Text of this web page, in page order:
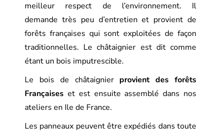
meilleur respect de l’environnement. Il
demande très peu d’entretien et provient de
forêts françaises qui sont exploitées de façon
traditionnelles. Le châtaignier est dit comme
étant un bois imputrescible.
Le bois de châtaignier provient des forêts
Françaises et est ensuite assemblé dans nos
ateliers en Ile de France.
Les panneaux peuvent être expédiés dans toute